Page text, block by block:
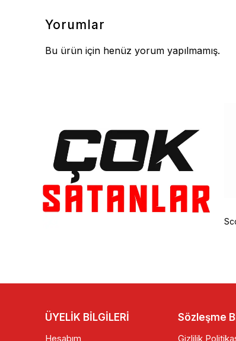
Yorumlar
Bu ürün için henüz yorum yapılmamış.
Ones Again Scoyco
ÜYELİK BİLGİLERİ
Hesabım
Sözleşme
Gizlilik